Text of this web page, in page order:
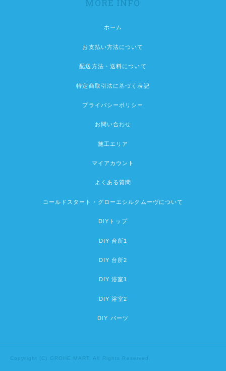
MORE INFO
ホーム
お支払い方法について
配送方法・送料について
特定商取引法に基づく表記
プライバシーポリシー
お問い合わせ
施工エリア
マイアカウント
よくある質問
コールドスタート・グローエシルクムーヴについて
DIYトップ
DIY 台所1
DIY 台所2
DIY 浴室1
DIY 浴室2
DIY パーツ
Copyright (C) GROHE MART. All Rights Reserved.